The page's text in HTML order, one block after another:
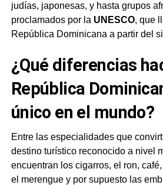
judías, japonesas, y hasta grupos
proclamados por la UNESCO, que
República Dominicana a partir del
¿Qué diferencias
República
único en el mundo?
Entre las especialidades que
destino turístico reconocido a nivel
encuentran los cigarros, el ron,
el merengue y por supuesto las